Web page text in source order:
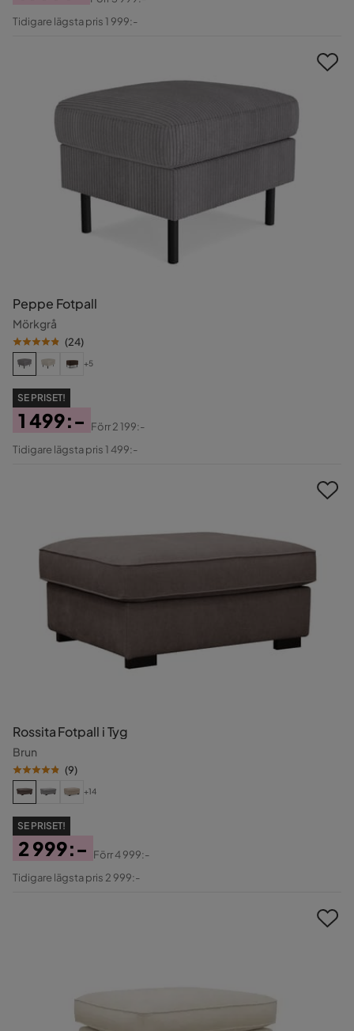
Pris
Original
Tidigare lägsta pris 1 999:-
Peppe Fotpall
Mörkgrå
(24)
+5
SE PRISET!
Pris
1 499:-
Original
Förr2 199:-
Tidigare lägsta pris 1 499:-
Rossita Fotpall i Tyg
Brun
(9)
+14
SE PRISET!
Pris
2 999:-
Original
Förr4 999:-
Tidigare lägsta pris 2 999:-